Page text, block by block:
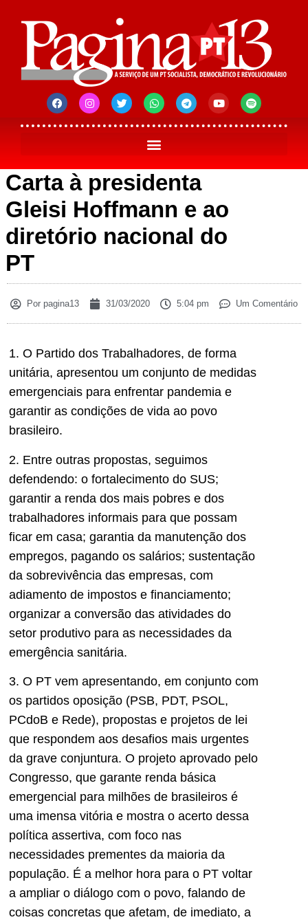
Carta à presidenta
Gleisi Hoffmann e ao
diretório nacional do
PT
Por pagina13 31/03/2020 5:04 pm Um Comentário
1. O Partido dos Trabalhadores, de forma
unitária, apresentou um conjunto de medidas
emergenciais para enfrentar pandemia e
garantir as condições de vida ao povo
brasileiro.
2. Entre outras propostas, seguimos
defendendo: o fortalecimento do SUS;
garantir a renda dos mais pobres e dos
trabalhadores informais para que possam
ficar em casa; garantia da manutenção dos
empregos, pagando os salários; sustentação
da sobrevivência das empresas, com
adiamento de impostos e financiamento;
organizar a conversão das atividades do
setor produtivo para as necessidades da
emergência sanitária.
3. O PT vem apresentando, em conjunto com
os partidos oposição (PSB, PDT, PSOL,
PCdoB e Rede), propostas e projetos de lei
que respondem aos desafios mais urgentes
da grave conjuntura. O projeto aprovado pelo
Congresso, que garante renda básica
emergencial para milhões de brasileiros é
uma imensa vitória e mostra o acerto dessa
política assertiva, com foco nas
necessidades prementes da maioria da
população. É a melhor hora para o PT voltar
a ampliar o diálogo com o povo, falando de
coisas concretas que afetam, de imediato, a